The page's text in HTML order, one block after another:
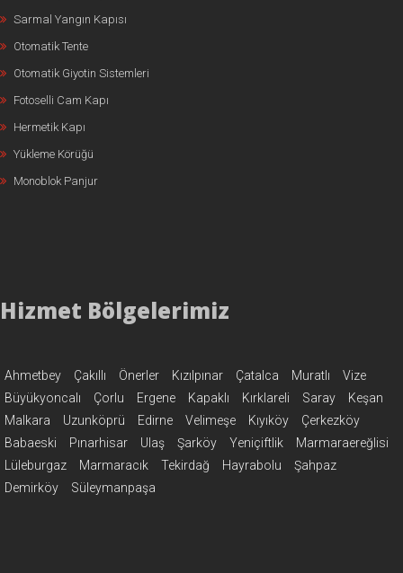
Sarmal Yangın Kapısı
Otomatik Tente
Otomatik Giyotin Sistemleri
Fotoselli Cam Kapı
Hermetik Kapı
Yükleme Körüğü
Monoblok Panjur
Hizmet Bölgelerimiz
Ahmetbey Çakıllı Önerler Kızılpınar Çatalca Muratlı
Vize
Büyükyoncalı
Çorlu Ergene Kapaklı Kırklareli Saray
Keşan
Malkara
Uzunköprü Edirne Velimeşe Kıyıköy
Çerkezköy
Babaeski
Pınarhisar Ulaş Şarköy Yeniçiftlik
Marmaraereğlisi
Lüleburgaz
Marmaracık Tekirdağ Hayrabolu
Şahpaz
Demirköy
Süleymanpaşa